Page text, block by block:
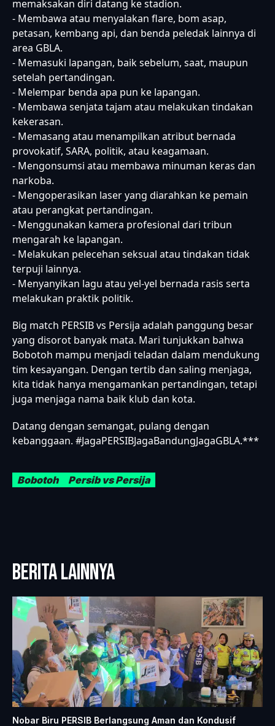
memaksakan diri datang ke stadion.
- Membawa atau menyalakan flare, bom asap,
petasan, kembang api, dan benda peledak lainnya di
area GBLA.
- Memasuki lapangan, baik sebelum, saat, maupun
setelah pertandingan.
- Melempar benda apa pun ke lapangan.
- Membawa senjata tajam atau melakukan tindakan
kekerasan.
- Memasang atau menampilkan atribut bernada
provokatif, SARA, politik, atau keagamaan.
- Mengonsumsi atau membawa minuman keras dan
narkoba.
- Mengoperasikan laser yang diarahkan ke pemain
atau perangkat pertandingan.
- Menggunakan kamera profesional dari tribun
mengarah ke lapangan.
- Melakukan pelecehan seksual atau tindakan tidak
terpuji lainnya.
- Menyanyikan lagu atau yel-yel bernada rasis serta
melakukan praktik politik.
Big match PERSIB vs Persija adalah panggung besar
yang disorot banyak mata. Mari tunjukkan bahwa
Bobotoh mampu menjadi teladan dalam mendukung
tim kesayangan. Dengan tertib dan saling menjaga,
kita tidak hanya mengamankan pertandingan, tetapi
juga menjaga nama baik klub dan kota.
Datang dengan semangat, pulang dengan
kebanggaan. #JagaPERSIBJagaBandungJagaGBLA.***
Bobotoh Persib vs Persija
BERITA LAINNYA
Nobar Biru PERSIB Berlangsung Aman dan Kondusif